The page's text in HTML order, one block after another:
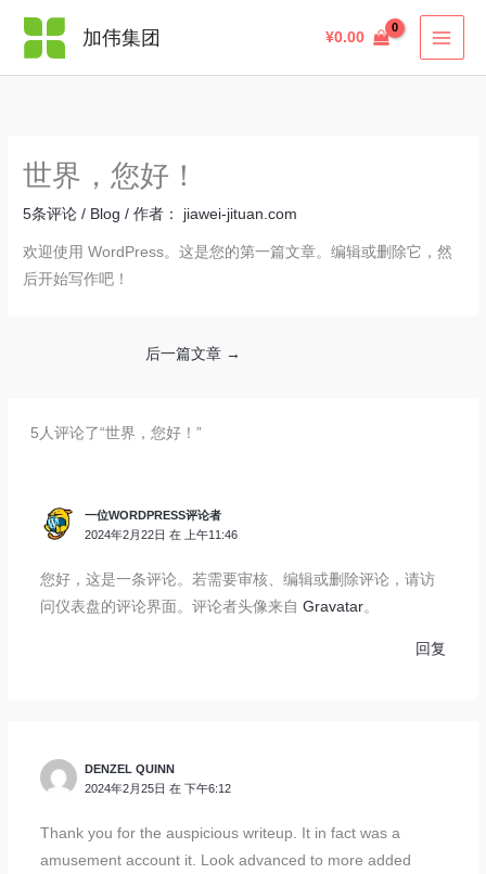
加伟集团 ¥0.00
世界，您好！
5条评论 / Blog / 作者： jiawei-jituan.com
欢迎使用 WordPress。这是您的第一篇文章。编辑或删除它，然
后开始写作吧！
后一篇文章 →
5人评论了“世界，您好！”
一位WORDPRESS评论者
2024年2月22日 在 上午11:46
您好，这是一条评论。若需要审核、编辑或删除评论，请访
问仪表盘的评论界面。评论者头像来自 Gravatar。
回复
DENZEL QUINN
2024年2月25日 在 下午6:12
Thank you for the auspicious writeup. It in fact was a
amusement account it. Look advanced to more added
索